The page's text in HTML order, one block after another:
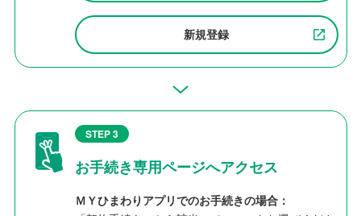
新規登録
STEP 3
お手続き専用ページへアクセス
ＭＹひまわりアプリでのお手続きの場合：